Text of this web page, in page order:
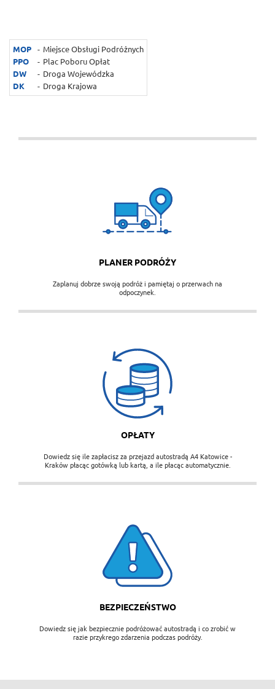
MOP
Miejsce Obsługi Podróżnych
PPO
Plac Poboru Opłat
DW
Droga Wojewódzka
DK
Droga Krajowa
PLANER PODRÓŻY
Zaplanuj dobrze swoją podróż i pamiętaj o przerwach na
odpoczynek.
OPŁATY
Dowiedz się ile zapłacisz za przejazd autostradą A4 Katowice -
Kraków płacąc gotówką lub kartą, a ile płacąc automatycznie.
BEZPIECZEŃSTWO
Dowiedz się jak bezpiecznie podróżować autostradą i co zrobić w
razie przykrego zdarzenia podczas podróży.